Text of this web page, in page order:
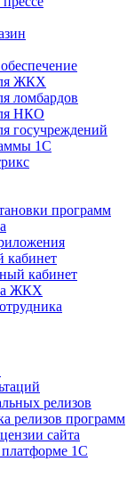
ЖКХ
ломбардов
НКО
госучреждений
1С
программ
кабинет
ЖКХ
релизов
релизов программ
сайта
платформе 1С